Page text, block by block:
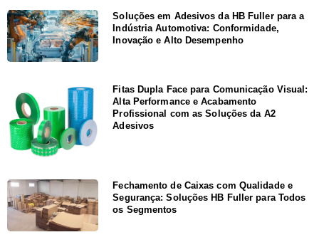
Soluções em Adesivos da HB Fuller para a
Indústria Automotiva: Conformidade,
Inovação e Alto Desempenho
Fitas Dupla Face para Comunicação Visual:
Alta Performance e Acabamento
Profissional com as Soluções da A2
Adesivos
Fechamento de Caixas com Qualidade e
Segurança: Soluções HB Fuller para Todos
os Segmentos